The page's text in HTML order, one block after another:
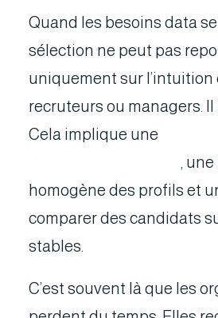
Quand les besoins data
sélection ne peut pas
uniquement sur l’intuition
recruteurs ou managers. Il
Cela implique une
,
homogène des profils et
comparer des candidats
stables.
C’est souvent là que les